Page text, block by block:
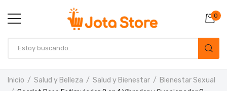
0
Inicio Salud y Belleza Salud y Bienestar
Bienestar Sexual